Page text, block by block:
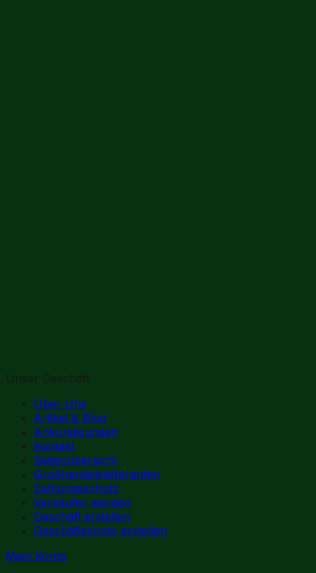
Unser Geschäft
Über Uns
Artikel & Blog
Ankündigungen
Kontakt
Seitenübersicht
Großhandelslieferanten
Zahlungsschutz
Verkäufer werden
Geschäft erstellen
Geschäftskonto erstellen
Mein Konto